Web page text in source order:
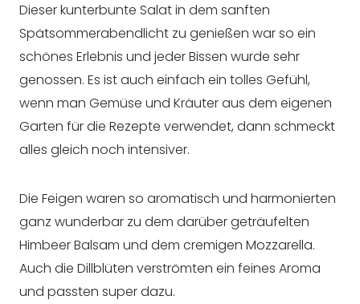
Dieser kunterbunte Salat in dem sanften
Spätsommerabendlicht zu genießen war so ein
schönes Erlebnis und jeder Bissen wurde sehr
genossen. Es ist auch einfach ein tolles Gefühl,
wenn man Gemüse und Kräuter aus dem eigenen
Garten für die Rezepte verwendet, dann schmeckt
alles gleich noch intensiver.
Die Feigen waren so aromatisch und harmonierten
ganz wunderbar zu dem darüber geträufelten
Himbeer Balsam und dem cremigen Mozzarella.
Auch die Dillblüten verströmten ein feines Aroma
und passten super dazu.